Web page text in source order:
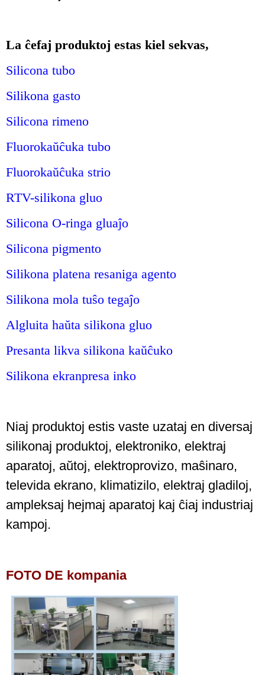
La ĉefaj produktoj estas kiel sekvas,
Silicona tubo
Silikona gasto
Silicona rimeno
Fluorokaŭĉuka tubo
Fluorokaŭĉuka strio
RTV-silikona gluo
Silicona O-ringa gluaĵo
Silicona pigmento
Silikona platena resaniga agento
Silikona mola tuŝo tegaĵo
Algluita haŭta silikona gluo
Presanta likva silikona kaŭĉuko
Silikona ekranpresa inko
Niaj produktoj estis vaste uzataj en diversaj
silikonaj produktoj, elektroniko, elektraj
aparatoj, aŭtoj, elektroprovizo, maŝinaro,
televida ekrano, klimatizilo, elektraj gladiloj,
ampleksaj hejmaj aparatoj kaj ĉiaj industriaj
kampoj.
FOTO DE kompania